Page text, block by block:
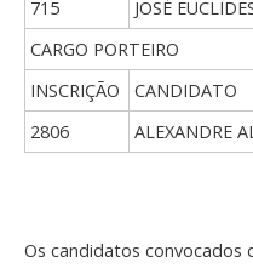
715 JOSÉ
CARGO PORTEIRO
INSCRIÇÃO
CANDIDATO
2806
ALEXANDRE
Os candidatos convocados